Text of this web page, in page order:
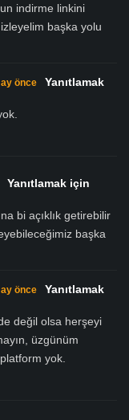
indirme linkini
başka yolu
önce
Yanıtlamak
Yanıtlamak için
bi açıklık getirebilir
başka
önce
Yanıtlamak
değil olsa herşeyi
üzgünüm
yok.